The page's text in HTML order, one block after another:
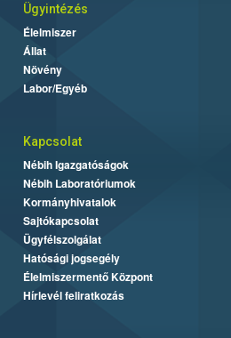
Ügyintézés
Élelmiszer
Állat
Növény
Labor/Egyéb
Kapcsolat
Nébih Igazgatóságok
Nébih Laboratóriumok
Kormányhivatalok
Sajtókapcsolat
Ügyfélszolgálat
Hatósági jogsegély
Élelmiszermentő Központ
Hírlevél feliratkozás